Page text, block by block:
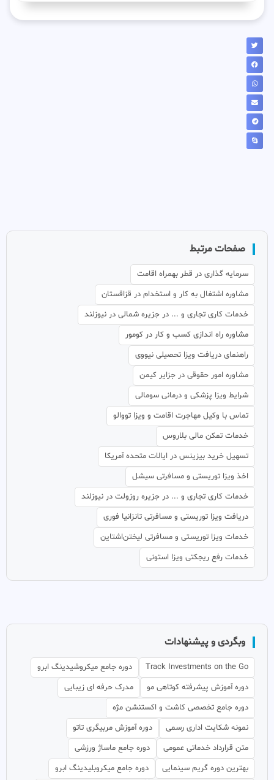
صفحات مرتبط
سرمایه گذاری در قطر بهمراه اقامت
مشاوره اشتغال به کار و استخدام در قزاقستان
خدمات کاری تجاری و ... در جزیره شمالی در نیوزلند
مشاوره راه اندازی کسب و کار در کومور
راهنمای دریافت ویزا تحصیلی نیووی
مشاوره امور حقوقی در جزایر کیمن
شرایط ویزا پزشکی و درمانی سومالی
تماس با وکیل مهاجرت اقامت و ویزا تووالو
خدمات تمکن مالی بلاروس
تسهیل خرید بیزینس در ایالات متحده آمریکا
اخذ ویزا توریستی و مسافرتی سیشل
خدمات کاری تجاری و ... در جزیره روزولت در نیوزلند
دریافت ویزا توریستی و مسافرتی تانزانیا فوری
خدمات ویزا توریستی و مسافرتی لیختن‌اشتاین
خدمات رفع ریجکتی ویزا استونی
وبگردی و پیشنهادات
Track Investments on the Go
دوره جامع میکروشیدینگ ابرو
دوره آموزش پیشرفته کوتاهی مو
مدرک حرفه ای زیبایی
دوره جامع تخصصی کاشت و اکستنشن مژه
نمونه شکایت اداری رسمی
دوره آموزش مربیگری تاتو
متن قرارداد خدماتی عمومی
دوره جامع ماساژ ورزشی
بهترین دوره گریم سینمایی
دوره جامع میکروبلیدینگ ابرو